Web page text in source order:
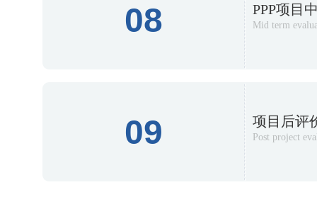
08 PPP项目
Mid term
09 项目后评
Post project